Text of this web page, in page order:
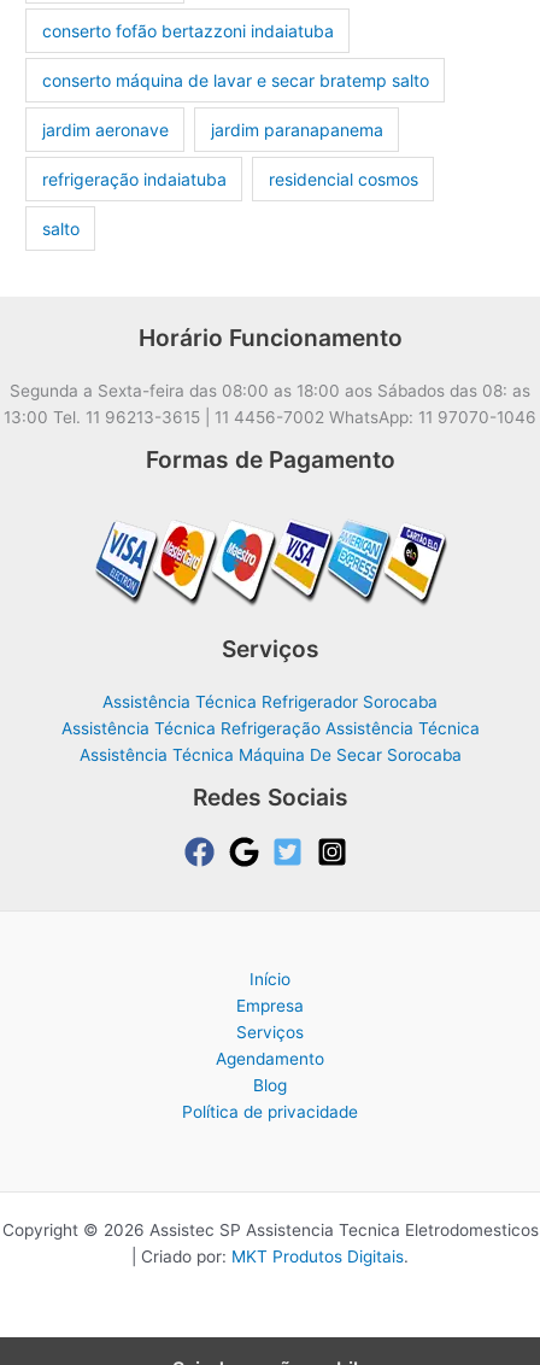
conserto fofão bertazzoni indaiatuba
conserto máquina de lavar e secar bratemp salto
jardim aeronave jardim paranapanema
refrigeração indaiatuba residencial cosmos
salto
Horário Funcionamento
Segunda a Sexta-feira das 08:00 as 18:00 aos Sábados das 08: as
13:00 Tel. 11 96213-3615 | 11 4456-7002 WhatsApp: 11 97070-1046
Formas de Pagamento
Serviços
Assistência Técnica Refrigerador Sorocaba
Assistência Técnica Refrigeração Assistência Técnica
Assistência Técnica Máquina De Secar Sorocaba
Redes Sociais
Início
Empresa
Serviços
Agendamento
Blog
Política de privacidade
Copyright © 2026 Assistec SP Assistencia Tecnica Eletrodomesticos
| Criado por: MKT Produtos Digitais.